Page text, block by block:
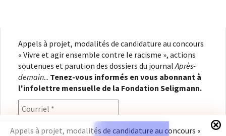
Appels à projet, modalités de candidature au concours
« Vivre et agir ensemble contre le racisme », actions
soutenues et parution des dossiers du journalAprès-
demain... Tenez-vous informés en vous abonnant à
l'infolettre mensuelle de la Fondation Seligmann.
Appels à projet, modalités de candidature au concours «